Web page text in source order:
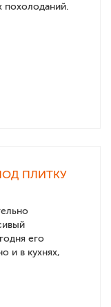
похолоданий.
ПЛИТКУ
его
и в кухнях,